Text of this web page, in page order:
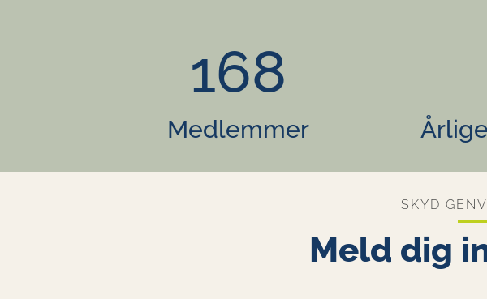
168
Medlemmer
SKYD
Meld dig